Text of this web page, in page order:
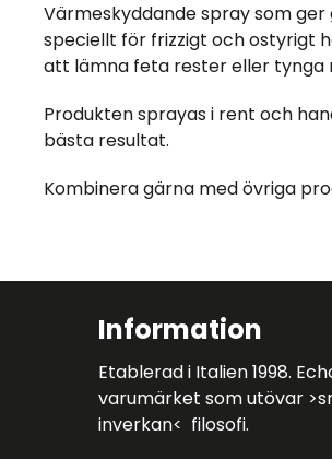
Värmeskyddande spray som
speciellt för frizzigt och ostyrigt
att lämna feta rester eller tynga
Produkten sprayas i rent och
bästa resultat.
Kombinera gärna med övriga
Information
Etablerad i Italien 1998.
varumärket som utövar
inverkan< filosofi.